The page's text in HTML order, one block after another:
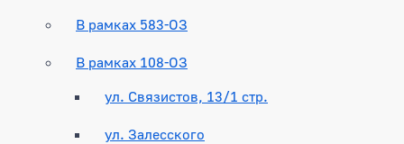
В рамках 583-ОЗ
В рамках 108-ОЗ
ул. Связистов, 13/1 стр.
ул. Залесского